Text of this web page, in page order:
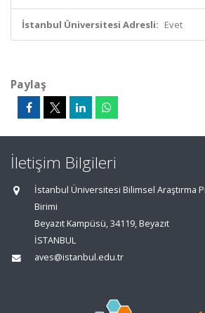
İstanbul Üniversitesi Adresli: Evet
Paylaş
İletişim Bilgileri
İstanbul Üniversitesi Bilimsel Araştırma
Birimi
Beyazıt Kampüsü, 34119, Beyazıt
İSTANBUL
aves@istanbul.edu.tr